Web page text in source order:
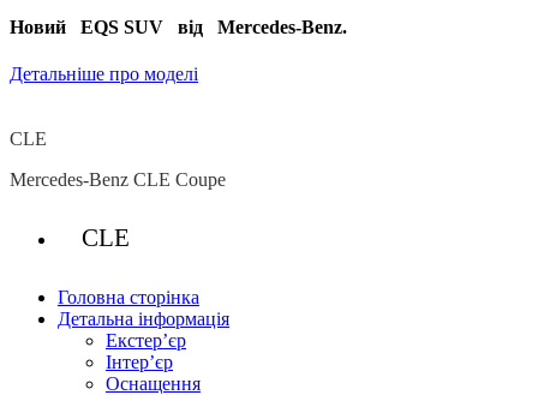
Новий EQS SUV від Mercedes-Benz.
Детальніше про моделі
CLE
Mercedes-Benz CLE Coupe
CLE
Головна сторінка
Детальна інформація
Екстер’єр
Інтер’єр
Оснащення